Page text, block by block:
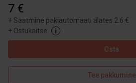
7 €
+Saatmine pakiautomaati alates 2.6 €
+ Ostukaitse
Osta
Tee pakkumine